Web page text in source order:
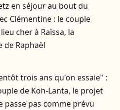
en séjour au bout du
Clémentine : le couple
cher à Raïssa, la
de Raphaël
trois ans qu'on essaie" :
de Koh-Lanta, le projet
passe pas comme prévu